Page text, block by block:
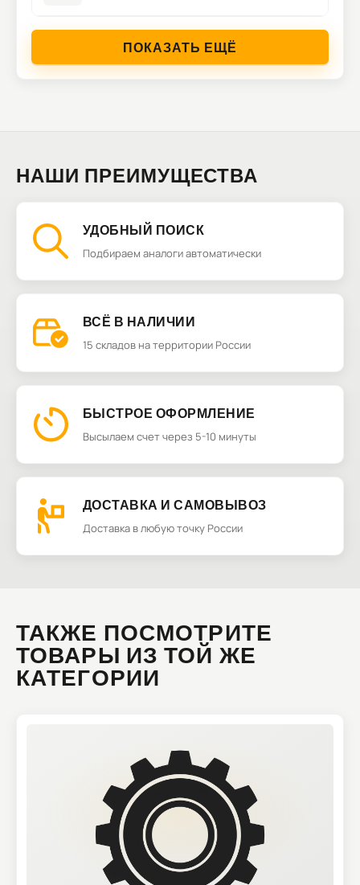
ПОКАЗАТЬ ЕЩЁ
НАШИ ПРЕИМУЩЕСТВА
УДОБНЫЙ ПОИСК
Подбираем аналоги автоматически
ВСЁ В НАЛИЧИИ
15 складов на территории России
БЫСТРОЕ ОФОРМЛЕНИЕ
Высылаем счет через 5-10 минуты
ДОСТАВКА И САМОВЫВОЗ
Доставка в любую точку России
ТАКЖЕ ПОСМОТРИТЕ
ТОВАРЫ ИЗ ТОЙ ЖЕ
КАТЕГОРИИ